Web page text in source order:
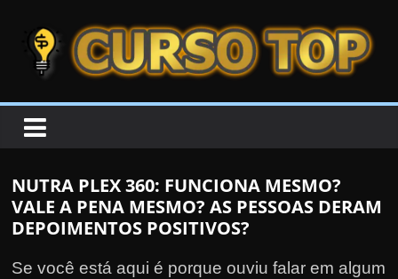
CURSOTOP
s
e
l
o
NUTRA PLEX 360: FUNCIONA MESMO?
VALE A PENA MESMO? AS PESSOAS DERAM
DEPOIMENTOS POSITIVOS?
Se você está aqui é porque ouviu falar em algum